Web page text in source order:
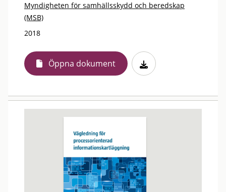
Myndigheten för samhällsskydd och beredskap
(MSB)
2018
Öppna dokument